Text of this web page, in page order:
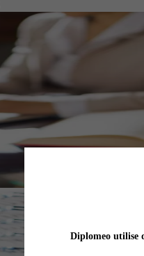
Diplomeo utilise